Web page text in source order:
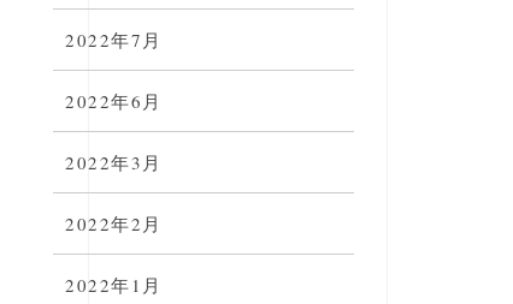
2022年7月
2022年6月
2022年3月
2022年2月
2022年1月